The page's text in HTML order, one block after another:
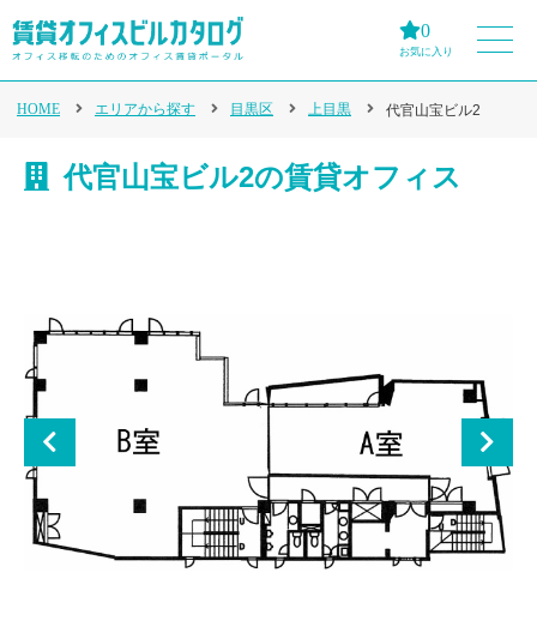
0
お気に入り
HOME エリアから探す 目黒区 上目黒 代官山宝ビル2
代官山宝ビル2の賃貸オフィス